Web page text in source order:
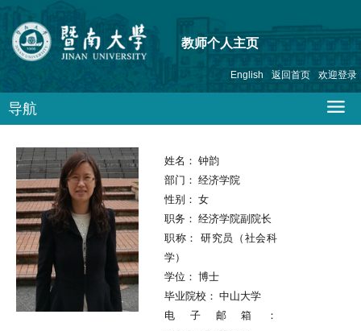
教师个人主页
English 返回首页 欢迎登录
导航
姓名： 钟韵
部门： 经济学院
性别： 女
职务： 经济学院副院长
职称： 研究员（社会科
学）
学位： 博士
毕业院校： 中山大学
电子邮箱：